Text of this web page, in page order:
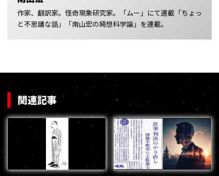
作家、翻訳家。怪奇現象研究家。「ムー」にて連載「ちょっ
と不思議な話」「南山宏の綺想科学論」を連載。
関連記事